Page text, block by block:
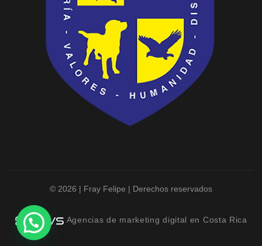
© 2026 | Fray Felipe | Derechos reservados
Agencias de marketing digital en Costa Rica